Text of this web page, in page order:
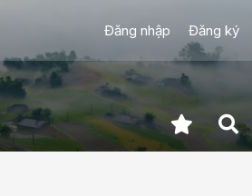
Đăng nhập Đăng ký